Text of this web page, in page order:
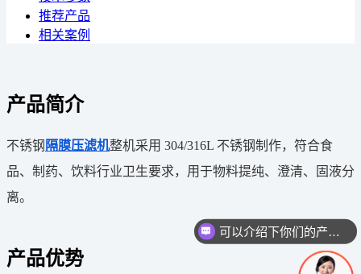
推荐产品
相关案例
产品简介
不锈钢 隔膜压滤机整机采用 304/316L 不锈钢制作，符合食
品、制药、饮料行业卫生要求，用于物料提纯、澄清、固液分
离。
产品优势